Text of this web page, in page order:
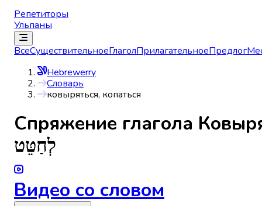
Репетиторы
Ульпаны
ВсеСуществительноеГлаголПрилагательноеПредлог
Hebrewerry
Словарь
ковыряться, копаться
Спряжениe глагола
לְחַטֵּט
Видео со словом